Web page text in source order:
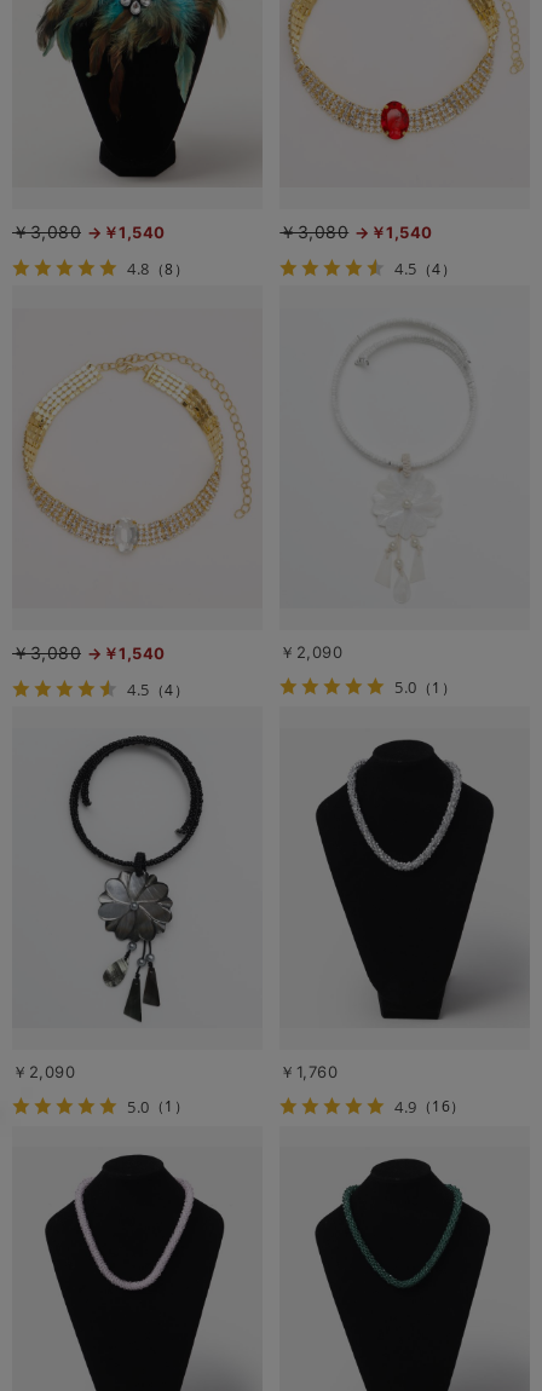
￥3,080 ￥1,540
4.8 （8）
￥3,080 ￥1,540
4.5 （4）
￥3,080 ￥1,540
4.5 （4）
￥2,090
5.0 （1）
￥2,090
5.0 （1）
￥1,760
4.9 （16）